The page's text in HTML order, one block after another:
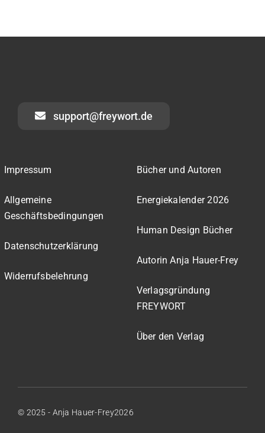
support@freywort.de
Impressum
Allgemeine
Geschäftsbedingungen
Datenschutzerklärung
Widerrufsbelehrung
Bücher und Autoren
Energiekalender 2026
Human Design Bücher
Autorin Anja Hauer-Frey
Verlagsgründung
FREYWORT
Über den Verlag
© 2025 - Anja Hauer-Frey2026